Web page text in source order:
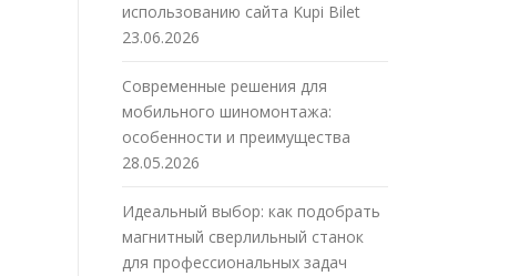
использованию сайта Kupi Bilet
23.06.2026
Современные решения для
мобильного шиномонтажа:
особенности и преимущества
28.05.2026
Идеальный выбор: как подобрать
магнитный сверлильный станок
для профессиональных задач